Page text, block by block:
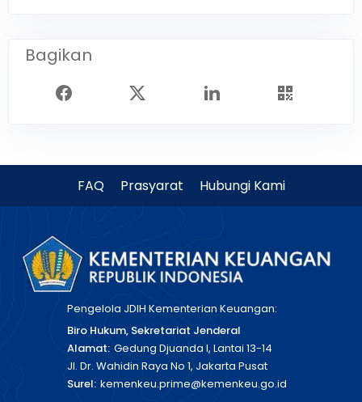
Bagikan
FAQ Prasyarat Hubungi Kami
Pengelola JDIH Kementerian Keuangan:
Biro Hukum, Sekretariat Jenderal
Alamat: Gedung Djuanda I, Lantai 13-14
Jl. Dr. Wahidin Raya No 1, Jakarta Pusat
Surel: kemenkeu.prime@kemenkeu.go.id